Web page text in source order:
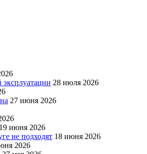
эксплуатации 28 июля 2026
27 июня 2026
19 июня 2026
не подходят 18 июня 2026
2026